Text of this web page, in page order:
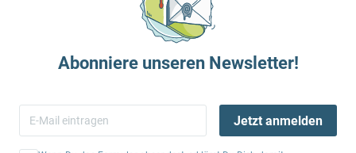
Abonniere unseren Newsletter!
Jetzt anmelden